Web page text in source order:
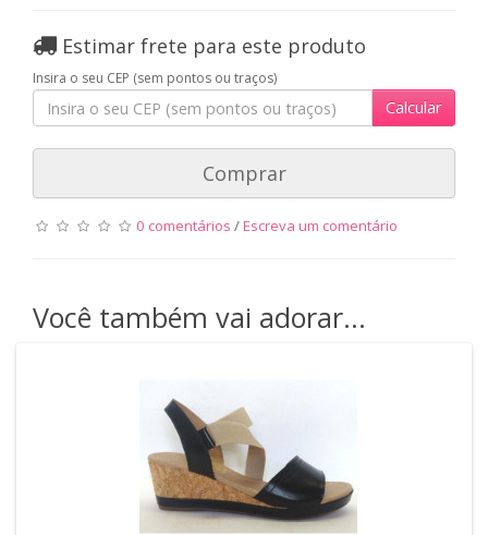
Estimar frete para este produto
Insira o seu CEP (sem pontos ou traços)
Calcular
Comprar
0 comentários / Escreva um comentário
Você também vai adorar...